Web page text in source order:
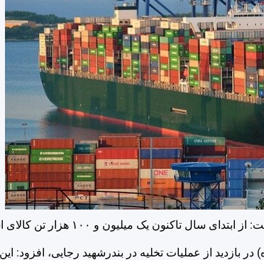
و ۱۰۰ هزار تن کالای اساسی وارد بندرشهید رجایی شده است.
صبح امروز(۱۴ مردادماه) در بازدید از عملیات تخلیه در بندرشهید